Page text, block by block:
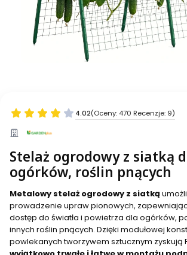
4.02(Oceny: 470 Recenzje: 9)
Stelaż ogrodowy z siatką
ogórków, roślin pnących
Metalowy stelaż ogrodowy z siatką
prowadzenie upraw pionowych,
dostęp do światła i powietrza dla ogórków,
innych roślin pnących. Dzięki modułowej
powlekanych tworzywem sztucznym zyskują